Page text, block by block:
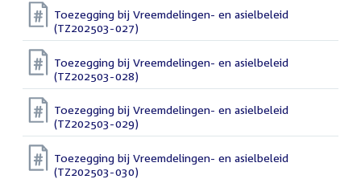
Toezegging bij Vreemdelingen- en asielbeleid
(TZ202503-027)
Toezegging bij Vreemdelingen- en asielbeleid
(TZ202503-028)
Toezegging bij Vreemdelingen- en asielbeleid
(TZ202503-029)
Toezegging bij Vreemdelingen- en asielbeleid
(TZ202503-030)